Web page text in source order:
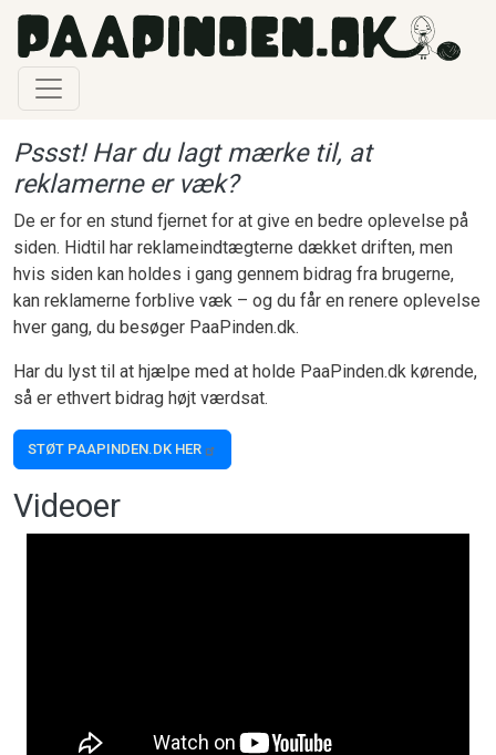
Gå til hovedindhold
Pssst! Har du lagt mærke til, at
reklamerne er væk?
De er for en stund fjernet for at give en bedre oplevelse på
siden. Hidtil har reklameindtægterne dækket driften, men
hvis siden kan holdes i gang gennem bidrag fra brugerne,
kan reklamerne forblive væk – og du får en renere oplevelse
hver gang, du besøger PaaPinden.dk.
Har du lyst til at hjælpe med at holde PaaPinden.dk kørende,
så er ethvert bidrag højt værdsat.
STØT PAAPINDEN.DK HER
Videoer